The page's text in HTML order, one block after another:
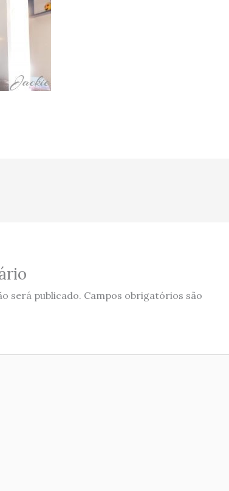
será publicado. Campos obrigatórios são